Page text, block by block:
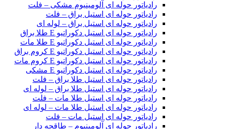
رادیاتور حوله ای آلومینیوم مشکی – فلت
رادیاتور حوله ای استیل براق – فلت
رادیاتور حوله ای استیل براق – لوله ای
رادیاتور حوله ای استیل دکوراتیو E طلا براق
رادیاتور حوله ای استیل دکوراتیو E طلا مات
رادیاتور حوله ای استیل دکوراتیو E کروم براق
رادیاتور حوله ای استیل دکوراتیو E کروم مات
رادیاتور حوله ای استیل دکوراتیو E مشکی
رادیاتور حوله ای استیل طلا براق – فلت
رادیاتور حوله ای استیل طلا براق – لوله ای
رادیاتور حوله ای استیل طلا مات – فلت
رادیاتور حوله ای استیل طلا مات – لوله ای
رادیاتور حوله ای استیل مات – فلت
رادیاتور حوله ای آلومینیوم – طاقچه دار